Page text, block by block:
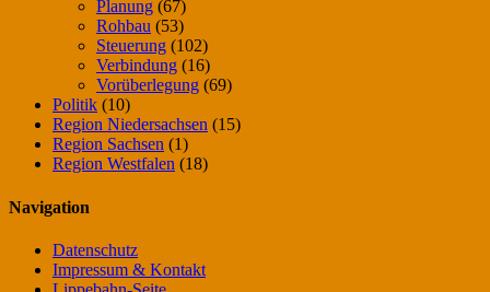
Planung (67)
Rohbau (53)
Steuerung (102)
Verbindung (16)
Vorüberlegung (69)
Politik (10)
Region Niedersachsen (15)
Region Sachsen (1)
Region Westfalen (18)
Navigation
Datenschutz
Impressum & Kontakt